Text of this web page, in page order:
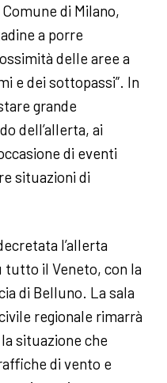
di Milano,
a porre
delle aree a
e dei sottopassi”. In
grande
dell’allerta, ai
di eventi
situazioni di
l’allerta
tutto il Veneto, con la
di Belluno. La sala
regionale rimarrà
situazione che
di vento e